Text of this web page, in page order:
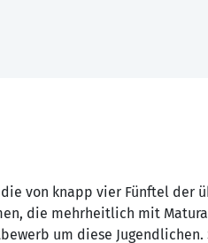
von knapp vier Fünftel der
die mehrheitlich mit
um diese Jugendlichen.